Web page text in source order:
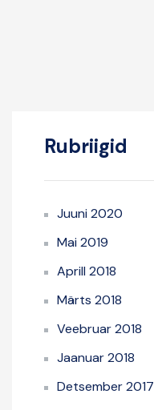
Rubriigid
Juuni 2020
Mai 2019
Aprill 2018
Märts 2018
Veebruar 2018
Jaanuar 2018
Detsember 2017